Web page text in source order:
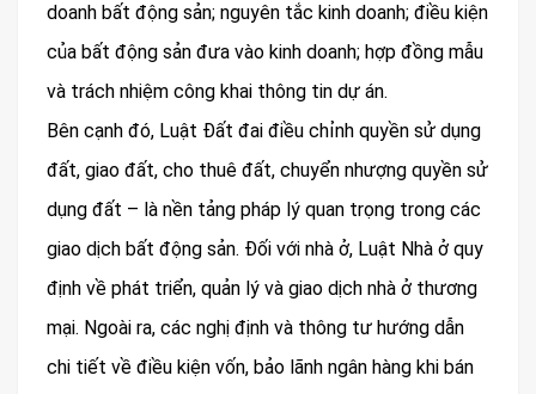
doanh bất động sản; nguyên tắc kinh doanh; điều kiện
của bất động sản đưa vào kinh doanh; hợp đồng mẫu
và trách nhiệm công khai thông tin dự án.
Bên cạnh đó, Luật Đất đai điều chỉnh quyền sử dụng
đất, giao đất, cho thuê đất, chuyển nhượng quyền sử
dụng đất – là nền tảng pháp lý quan trọng trong các
giao dịch bất động sản. Đối với nhà ở, Luật Nhà ở quy
định về phát triển, quản lý và giao dịch nhà ở thương
mại. Ngoài ra, các nghị định và thông tư hướng dẫn
chi tiết về điều kiện vốn, bảo lãnh ngân hàng khi bán